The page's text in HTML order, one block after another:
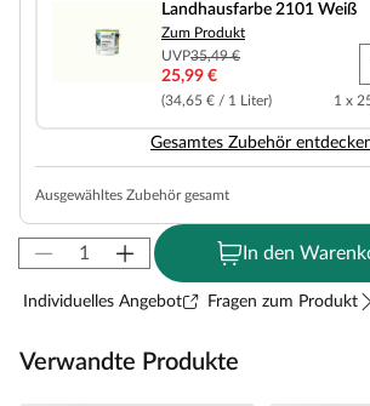
Landhausfarbe 2101 Weiß
Zum Produkt
UVP35,49 €
25,99 €
(34,65 € / 1 Liter) 1 x
Gesamtes Zubehör
Ausgewähltes Zubehör gesamt
In den
Individuelles Angebot Fragen zum Produkt
Verwandte Produkte